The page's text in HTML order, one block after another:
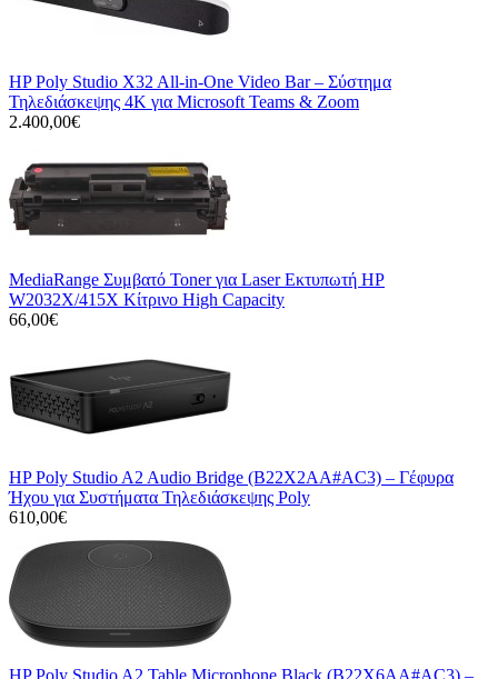
HP Poly Studio X32 All-in-One Video Bar – Σύστημα
Τηλεδιάσκεψης 4K για Microsoft Teams & Zoom
2.400,00€
MediaRange Συμβατό Toner για Laser Εκτυπωτή HP
W2032X/415X Κίτρινο High Capacity
66,00€
HP Poly Studio A2 Audio Bridge (B22X2AA#AC3) – Γέφυρα
Ήχου για Συστήματα Τηλεδιάσκεψης Poly
610,00€
HP Poly Studio A2 Table Microphone Black (B22X6AA#AC3) –